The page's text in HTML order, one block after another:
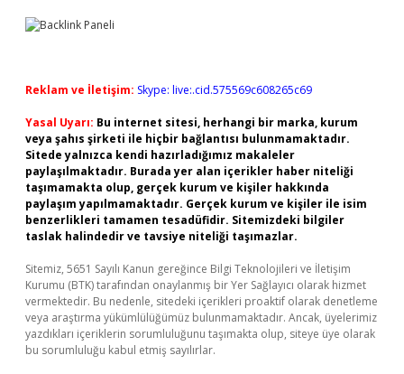
Reklam ve İletişim: Skype: live:.cid.575569c608265c69
Yasal Uyarı: Bu internet sitesi, herhangi bir marka, kurum
veya şahıs şirketi ile hiçbir bağlantısı bulunmamaktadır.
Sitede yalnızca kendi hazırladığımız makaleler
paylaşılmaktadır. Burada yer alan içerikler haber niteliği
taşımamakta olup, gerçek kurum ve kişiler hakkında
paylaşım yapılmamaktadır. Gerçek kurum ve kişiler ile isim
benzerlikleri tamamen tesadüfidir. Sitemizdeki bilgiler
taslak halindedir ve tavsiye niteliği taşımazlar.
Sitemiz, 5651 Sayılı Kanun gereğince Bilgi Teknolojileri ve İletişim
Kurumu (BTK) tarafından onaylanmış bir Yer Sağlayıcı olarak hizmet
vermektedir. Bu nedenle, sitedeki içerikleri proaktif olarak denetleme
veya araştırma yükümlülüğümüz bulunmamaktadır. Ancak, üyelerimiz
yazdıkları içeriklerin sorumluluğunu taşımakta olup, siteye üye olarak
bu sorumluluğu kabul etmiş sayılırlar.